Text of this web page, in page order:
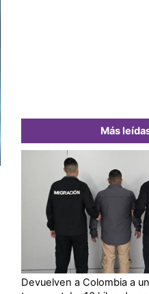
Más
Devuelven a Colombia a